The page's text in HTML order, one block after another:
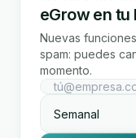
eGrow en tu
Nuevas
spam: puedes
momento.